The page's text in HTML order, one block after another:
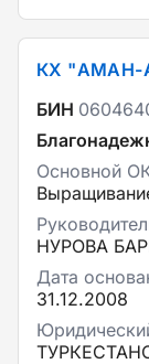
КХ "АМАН-
БИН
Основной
НУРОВА
Дата
31.12.2008